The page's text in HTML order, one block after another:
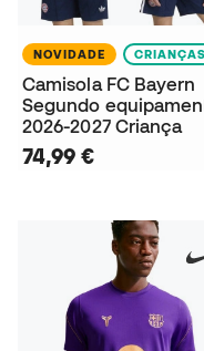
NOVIDADE CRIANÇAS
Camisola FC Bayern
Segundo
2026-2027 Criança
74,99 €